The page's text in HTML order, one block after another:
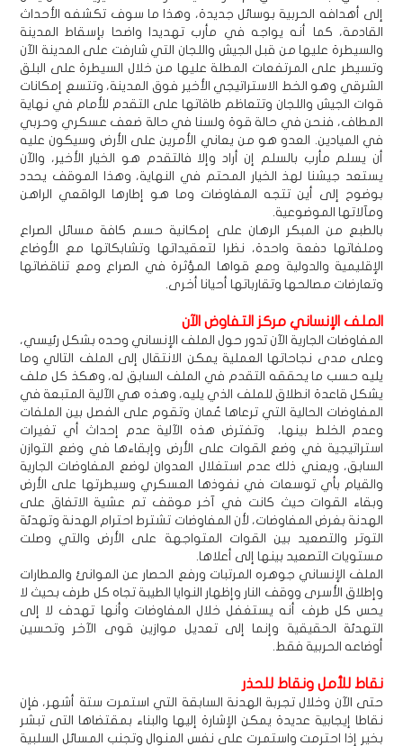
إلى أهدافه الحربية بوسائل جديدة، وهذا ما سوف تكشفه الأحداث
القادمة، كما أنه يواجه في مأرب تهديدا واضحا بإسقاط المدينة
والسيطرة عليها من قبل الجيش واللجان التي شارفت على المدينة الآن
وتسيطر على المرتفعات المطلة عليها من خلال السيطرة على البلق
الشرقي وهو الخط الاستراتيجي الأخير فوق المدينة، وتتسع إمكانات
قوات الجيش واللجان وتتعاظم طاقاتها على التقدم للأمام في نهاية
المطاف، فنحن في حالة قوة ولسنا في حالة ضعف عسكري وحربي
في الميادين. العدو هو من يعاني الأمرين على الأرض وسيكون عليه
أن يسلم مأرب بالسلم إن أراد وإلا فالتقدم هو الخيار الأخير، والآن
يستعد جيشنا لهذ الخيار المحتم في النهاية، وهذا الموقف يحدد
بوضوح إلى أين تتجه المفاوضات وما هو إطارها الواقعي الراهن
ومآلاتها الموضوعية.
بالطبع من المبكر الرهان على إمكانية حسم كافة مسائل الصراع
وملفاتها دفعة واحدة، نظرا لتعقيداتها وتشابكاتها مع الأوضاع
الإقليمية والدولية ومع قواها المؤثرة في الصراع ومع تناقضاتها
وتعارضات مصالحها وتقارباتها أحيانا أخرى.
الملف الإنساني مركز التفاوض الآن
المفاوضات الجارية الآن تدور حول الملف الإنساني وحده بشكل رئيسي،
وعلى مدى نجاحاتها العملية يمكن الانتقال إلى الملف التالي وما
يليه حسب ما يحققه التقدم في الملف السابق له، وهكذ كل ملف
يشكل قاعدة انطلاق للملف الذي يليه، وهذه هي الآلية المتبعة في
المفاوضات الحالية التي ترعاها عُمان وتقوم على الفصل بين الملفات
وعدم الخلط بينها، وتفترض هذه الآلية عدم إحداث أي تغيرات
استراتيجية في وضع القوات على الأرض وإبقاءها في وضع التوازن
السابق، ويعني ذلك عدم استغلال العدوان لوضع المفاوضات الجارية
والقيام بأي توسعات في نفوذها العسكري وسيطرتها على الأرض
وبقاء القوات حيث كانت في آخر موقف تم عشية الاتفاق على
الهدنة بغرض المفاوضات، لأن المفاوضات تشترط احترام الهدنة وتهدئة
التوتر والتصعيد بين القوات المتواجهة على الأرض والتي وصلت
مستويات التصعيد بينها إلى أعلاها.
الملف الإنساني جوهره المرتبات ورفع الحصار عن الموانئ والمطارات
وإطلاق الأسرى ووقف النار وإظهار النوايا الطيبة تجاه كل طرف بحيث لا
يحس كل طرف أنه يستغفل خلال المفاوضات وأنها تهدف لا إلى
التهدئة الحقيقية وإنما إلى تعديل موازين قوى الآخر وتحسين
أوضاعه الحربية فقط.
نقاط للأمل ونقاط للحذر
حتى الآن وخلال تجربة الهدنة السابقة التي استمرت ستة أشهر، فإن
نقاطا إيجابية عديدة يمكن الإشارة إليها والبناء بمقتضاها التى تبشر
بخير إذا احترمت واستمرت على نفس المنوال وتجنب المسائل السلبية